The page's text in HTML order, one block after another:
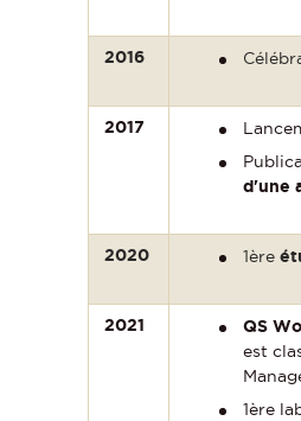
2016
2017
d'une
2020 1ère
2021 QS
est
1ère